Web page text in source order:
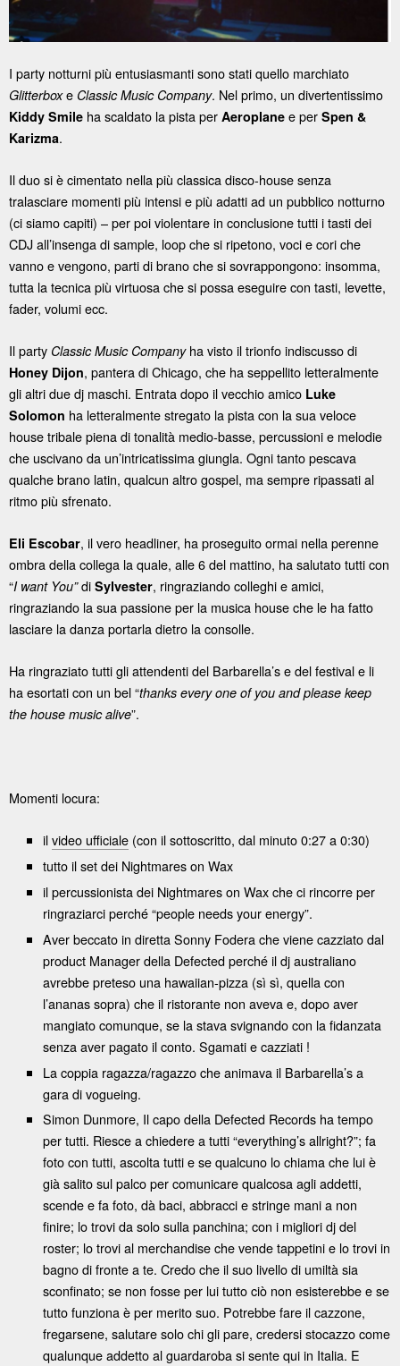
I party notturni più entusiasmanti sono stati quello marchiato
Glitterboxe Classic Music Company. Nel primo, un divertentissimo
Kiddy Smile ha scaldato la pista per Aeroplane e per Spen &
Karizma.
Il duo si è cimentato nella più classica disco-house senza
tralasciare momenti più intensi e più adatti ad un pubblico notturno
(ci siamo capiti) – per poi violentare in conclusione tutti i tasti dei
CDJ all’insenga di sample, loop che si ripetono, voci e cori che
vanno e vengono, parti di brano che si sovrappongono: insomma,
tutta la tecnica più virtuosa che si possa eseguire con tasti, levette,
fader, volumi ecc.
Il party Classic Music Companyha visto il trionfo indiscusso di
Honey Dijon, pantera di Chicago, che ha seppellito letteralmente
gli altri due dj maschi. Entrata dopo il vecchio amico Luke
Solomon ha letteralmente stregato la pista con la sua veloce
house tribale piena di tonalità medio-basse, percussioni e melodie
che uscivano da un’intricatissima giungla. Ogni tanto pescava
qualche brano latin, qualcun altro gospel, ma sempre ripassati al
ritmo più sfrenato.
Eli Escobar, il vero headliner, ha proseguito ormai nella perenne
ombra della collega la quale, alle 6 del mattino, ha salutato tutti con
“I want You”di Sylvester, ringraziando colleghi e amici,
ringraziando la sua passione per la musica house che le ha fatto
lasciare la danza portarla dietro la consolle.
Ha ringraziato tutti gli attendenti del Barbarella’s e del festival e li
ha esortati con un bel “thanks every one of you and please keep
the house music alive”.
Momenti locura:
ilvideo ufficiale (con il sottoscritto, dal minuto 0:27 a 0:30)
tutto il set dei Nightmares on Wax
il percussionista dei Nightmares on Wax che ci rincorre per
ringraziarci perché “people needs your energy”.
Aver beccato in diretta Sonny Fodera che viene cazziato dal
product Manager della Defected perché il dj australiano
avrebbe preteso una hawaiian-pizza (sì sì, quella con
l’ananas sopra) che il ristorante non aveva e, dopo aver
mangiato comunque, se la stava svignando con la fidanzata
senza aver pagato il conto. Sgamati e cazziati !
La coppia ragazza/ragazzo che animava il Barbarella’s a
gara di vogueing.
Simon Dunmore, Il capo della Defected Records ha tempo
per tutti. Riesce a chiedere a tutti “everything’s allright?”; fa
foto con tutti, ascolta tutti e se qualcuno lo chiama che lui è
già salito sul palco per comunicare qualcosa agli addetti,
scende e fa foto, dà baci, abbracci e stringe mani a non
finire; lo trovi da solo sulla panchina; con i migliori dj del
roster; lo trovi al merchandise che vende tappetini e lo trovi in
bagno di fronte a te. Credo che il suo livello di umiltà sia
sconfinato; se non fosse per lui tutto ciò non esisterebbe e se
tutto funziona è per merito suo. Potrebbe fare il cazzone,
fregarsene, salutare solo chi gli pare, credersi stocazzo come
qualunque addetto al guardaroba si sente qui in Italia. E